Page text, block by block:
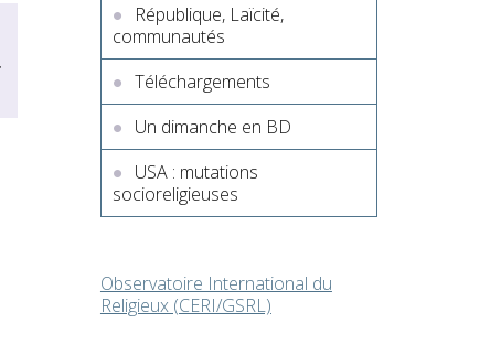
République, Laïcité,
communautés
Téléchargements
Un dimanche en BD
USA : mutations
socioreligieuses
Observatoire International du
Religieux (CERI/GSRL)